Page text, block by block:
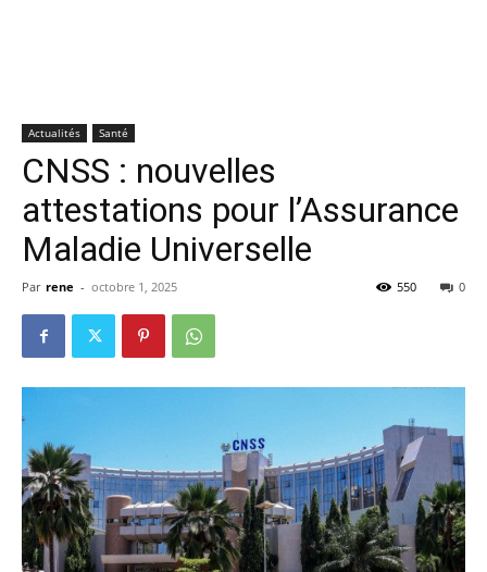
Actualités Santé
CNSS : nouvelles
attestations pour l’Assurance
Maladie Universelle
Par rene - octobre 1, 2025 0
550